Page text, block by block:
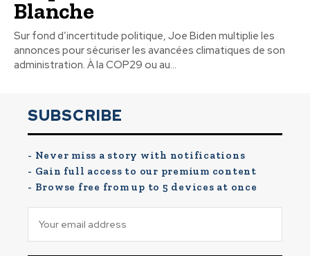
Blanche
Sur fond d’incertitude politique, Joe Biden multiplie les
annonces pour sécuriser les avancées climatiques de son
administration. À la COP29 ou au...
SUBSCRIBE
- Never miss a story with notifications
- Gain full access to our premium content
- Browse free from up to 5 devices at once